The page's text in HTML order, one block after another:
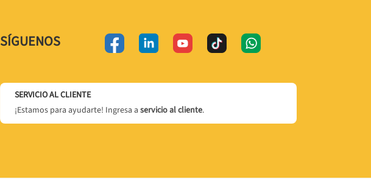
SÍGUENOS
SERVICIO AL CLIENTE
¡Estamos para ayudarte! Ingresa a servicio al cliente.